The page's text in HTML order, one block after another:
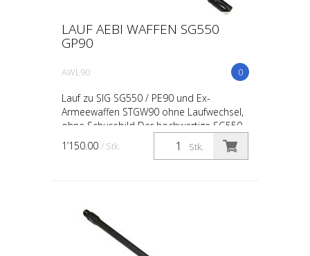
LAUF AEBI WAFFEN SG550
GP90
0
AWL90
Lauf zu SIG SG550 / PE90 und Ex-
Armeewaffen STGW90 ohne Laufwechsel,
ohne Schussbild Der hochwertige SG550
Lauf von Aebi Waffen kombiniert
erstklassige geschmiedete Rohli...
Stk.
1’150.00 / Stk.